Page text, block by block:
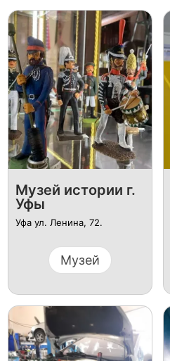
Музей истории г.
Уфы
Уфа ул. ​Ленина, 72.
Музей